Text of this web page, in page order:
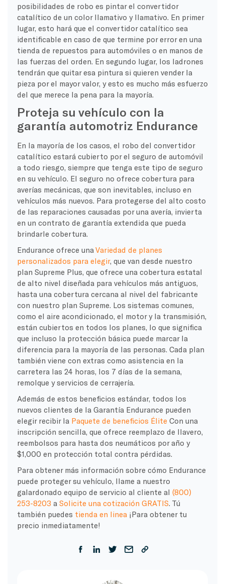
posibilidades de robo es pintar el convertidor
catalítico de un color llamativo y llamativo. En primer
lugar, esto hará que el convertidor catalítico sea
identificable en caso de que termine por error en una
tienda de repuestos para automóviles o en manos de
las fuerzas del orden. En segundo lugar, los ladrones
tendrán que quitar esa pintura si quieren vender la
pieza por el mayor valor, y esto es mucho más esfuerzo
del que merece la pena para la mayoría.
Proteja su vehículo con la
garantía automotriz Endurance
En la mayoría de los casos, el robo del convertidor
catalítico estará cubierto por el seguro de automóvil
a todo riesgo, siempre que tenga este tipo de seguro
en su vehículo. El seguro no ofrece cobertura para
averías mecánicas, que son inevitables, incluso en
vehículos más nuevos. Para protegerse del alto costo
de las reparaciones causadas por una avería, invierta
en un contrato de garantía extendida que pueda
brindarle cobertura.
Endurance ofrece una Variedad de planes
personalizados para elegir, que van desde nuestro
plan Supreme Plus, que ofrece una cobertura estatal
de alto nivel diseñada para vehículos más antiguos,
hasta una cobertura cercana al nivel del fabricante
con nuestro plan Supreme. Los sistemas comunes,
como el aire acondicionado, el motor y la transmisión,
están cubiertos en todos los planes, lo que significa
que incluso la protección básica puede marcar la
diferencia para la mayoría de las personas. Cada plan
también viene con extras como asistencia en la
carretera las 24 horas, los 7 días de la semana,
remolque y servicios de cerrajería.
Además de estos beneficios estándar, todos los
nuevos clientes de la Garantía Endurance pueden
elegir recibir la Paquete de beneficios Élite Con una
inscripción sencilla, que ofrece reemplazo de llavero,
reembolsos para hasta dos neumáticos por año y
$1,000 en protección total contra pérdidas.
Para obtener más información sobre cómo Endurance
puede proteger su vehículo, llame a nuestro
galardonado equipo de servicio al cliente al (800)
253-8203 a Solicite una cotización GRATIS. Tú
también puedes tienda en linea¡Para obtener tu
precio inmediatamente!